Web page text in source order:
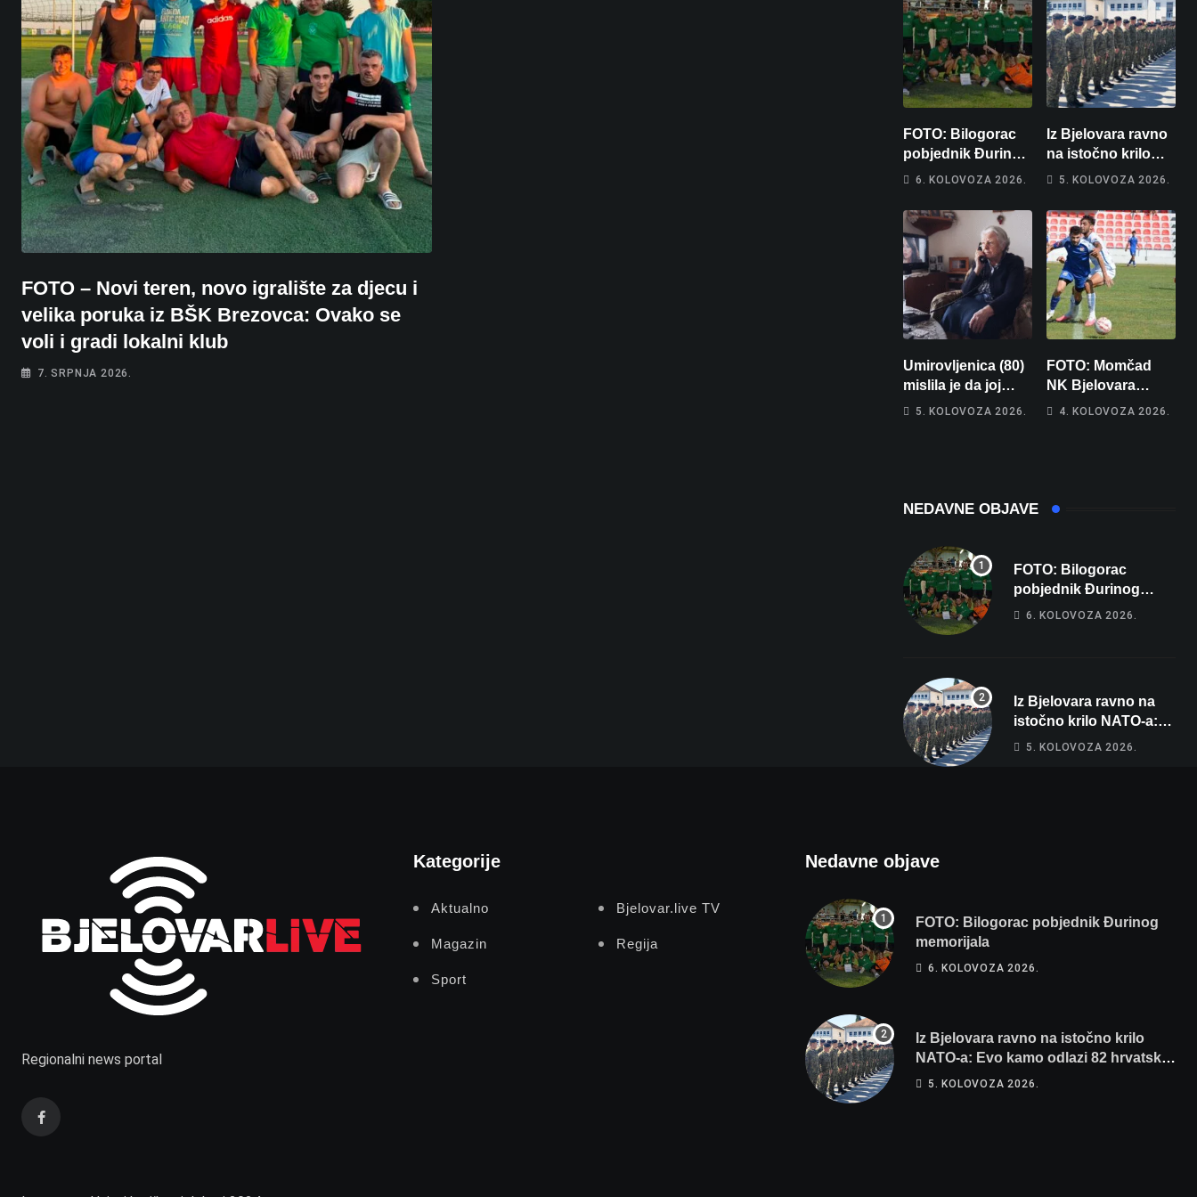
FOTO – Novi teren, novo igralište za djecu i
velika poruka iz BŠK Brezovca: Ovako se
voli i gradi lokalni klub
7. SRPNJA 2026.
FOTO: Bilogorac
pobjednik Đurinog
memorijala
6. KOLOVOZA 2026.
Iz Bjelovara ravno
na istočno krilo
NATO-a: Evo kamo
vojnika i 6
vojnikinja
5. KOLOVOZA 2026.
Umirovljenica (80)
mislila je da joj
piše kći pa ostala
5. KOLOVOZA 2026.
FOTO: Momčad
NK Bjelovara
poprima jesenski
4. KOLOVOZA 2026.
NEDAVNE OBJAVE
FOTO: Bilogorac
pobjednik Đurinog
memorijala
6. KOLOVOZA 2026.
Iz Bjelovara ravno na
istočno krilo NATO-a:
Evo kamo odlazi 82
5. KOLOVOZA 2026.
Regionalni news portal
Kategorije
Aktualno Bjelovar.live TV
Magazin Regija
Sport
Nedavne objave
FOTO: Bilogorac pobjednik Đurinog
memorijala
6. KOLOVOZA 2026.
Iz Bjelovara ravno na istočno krilo
NATO-a: Evo kamo odlazi 82 hrvatska
vojnika i 6 vojnikinja
5. KOLOVOZA 2026.